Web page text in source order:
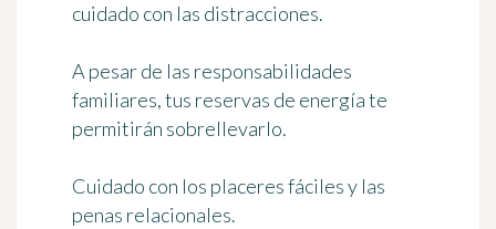
cuidado con las distracciones.
A pesar de las responsabilidades
familiares, tus reservas de energía te
permitirán sobrellevarlo.
Cuidado con los placeres fáciles y las
penas relacionales.